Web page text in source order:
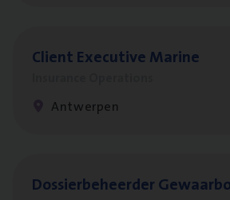
Client Exe­cu­ti­ve Marine
Antwerpen
Dos­sier­be­heer­der